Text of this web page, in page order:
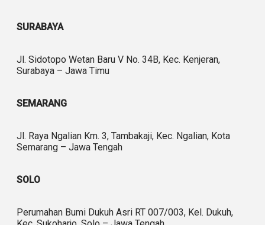
SURABAYA
Jl. Sidotopo Wetan Baru V No. 34B, Kec. Kenjeran,
Surabaya – Jawa Timu
SEMARANG
Jl. Raya Ngalian Km. 3, Tambakaji, Kec. Ngalian, Kota
Semarang – Jawa Tengah
SOLO
Perumahan Bumi Dukuh Asri RT 007/003, Kel. Dukuh,